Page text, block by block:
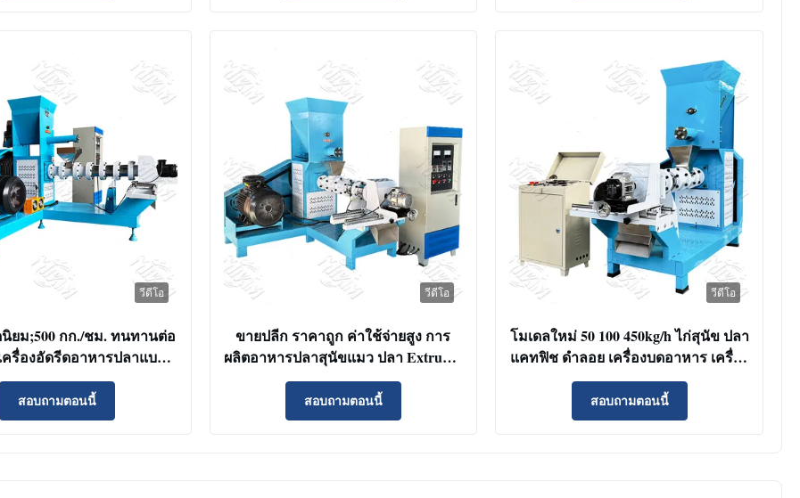
วีดีโอ
ยม;500 กก./ชม. ทนทานต่อ
ครื่องอัดรีดอาหารปลาแบบ
ภาพสูง เครื่องทำอาหารกุ้ง
บบจม เครื่องทำอาหารปลา
ทำอาหารสัตว์เลี้ยง ราคา
สอบถามตอนนี้
วีดีโอ
ขายปลีก ราคาถูก ค่าใช้จ่ายสูง การ
ผลิตอาหารปลาสุนัขแมว ปลา Extruder
/ เครื่องแปรรูปอาหารสัตว์เลี้ยง
สอบถามตอนนี้
วีดีโอ
โมเดลใหม่ 50 100 450kg/h ไก่สุนัข ปลา
แคทฟิช ดําลอย เครื่องบดอาหาร เครื่อง
ผลิตเครื่องแปรรูป โรงงานขาย
สอบถามตอนนี้